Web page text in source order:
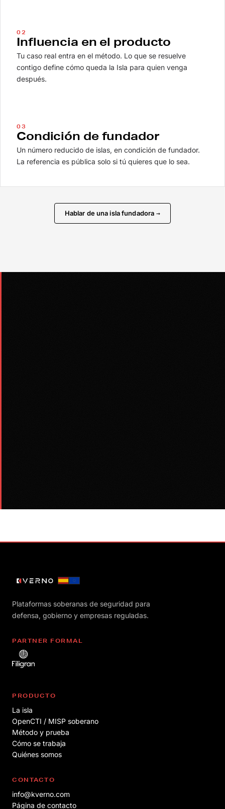
02
Influencia en el producto
Tu caso real entra en el método. Lo que se resuelve
contigo define cómo queda la Isla para quien venga
después.
03
Condición de fundador
Un número reducido de islas, en condición de fundador.
La referencia es pública solo si tú quieres que lo sea.
Hablar de una isla fundadora →
Plataformas soberanas de seguridad para
defensa, gobierno y empresas reguladas.
PARTNER FORMAL
PRODUCTO
La isla
OpenCTI / MISP soberano
Método y prueba
Cómo se trabaja
Quiénes somos
CONTACTO
info@kverno.com
Página de contacto